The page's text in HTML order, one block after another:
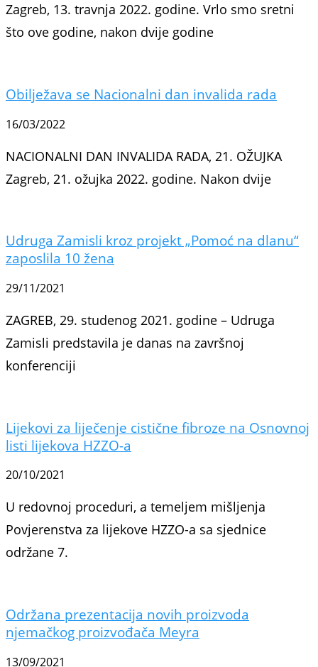
Zagreb, 13. travnja 2022. godine. Vrlo smo sretni
što ove godine, nakon dvije godine
Obilježava se Nacionalni dan invalida rada
16/03/2022
NACIONALNI DAN INVALIDA RADA, 21. OŽUJKA
Zagreb, 21. ožujka 2022. godine. Nakon dvije
Udruga Zamisli kroz projekt „Pomoć na dlanu“
zaposlila 10 žena
29/11/2021
ZAGREB, 29. studenog 2021. godine – Udruga
Zamisli predstavila je danas na završnoj
konferenciji
Lijekovi za liječenje cistične fibroze na Osnovnoj
listi lijekova HZZO-a
20/10/2021
U redovnoj proceduri, a temeljem mišljenja
Povjerenstva za lijekove HZZO-a sa sjednice
održane 7.
Održana prezentacija novih proizvoda
njemačkog proizvođača Meyra
13/09/2021